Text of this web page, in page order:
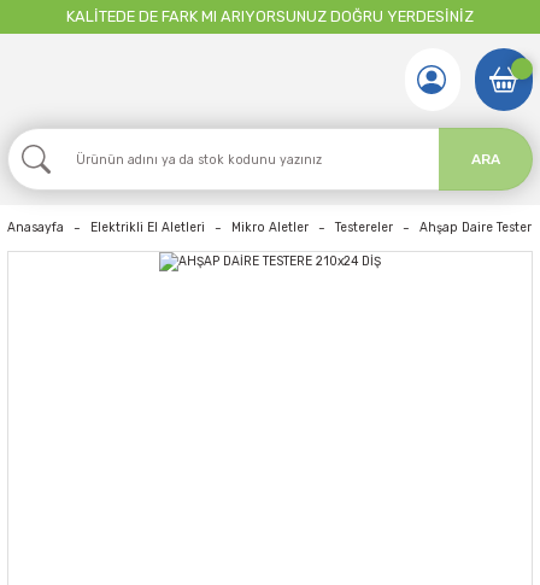
KALİTEDE DE FARK MI ARIYORSUNUZ DOĞRU YERDESİNİZ
ARA
Anasayfa Elektrikli El Aletleri Mikro Aletler Testereler Ahşap Daire